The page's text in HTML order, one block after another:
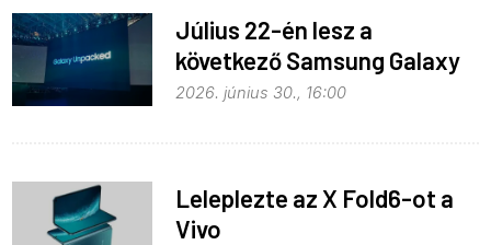
Július 22-én lesz a
következő Samsung Galaxy
Unpacked – ez várható
2026. június 30., 16:00
Leleplezte az X Fold6-ot a
Vivo